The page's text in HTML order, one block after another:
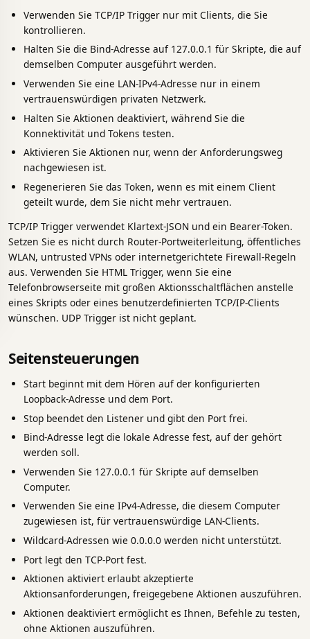
Verwenden Sie TCP/IP Trigger nur mit Clients, die Sie
kontrollieren.
Halten Sie die Bind-Adresse auf 127.0.0.1 für Skripte, die auf
demselben Computer ausgeführt werden.
Verwenden Sie eine LAN-IPv4-Adresse nur in einem
vertrauenswürdigen privaten Netzwerk.
Halten Sie Aktionen deaktiviert, während Sie die
Konnektivität und Tokens testen.
Aktivieren Sie Aktionen nur, wenn der Anforderungsweg
nachgewiesen ist.
Regenerieren Sie das Token, wenn es mit einem Client
geteilt wurde, dem Sie nicht mehr vertrauen.
TCP/IP Trigger verwendet Klartext-JSON und ein Bearer-Token.
Setzen Sie es nicht durch Router-Portweiterleitung, öffentliches
WLAN, untrusted VPNs oder internetgerichtete Firewall-Regeln
aus. Verwenden Sie HTML Trigger, wenn Sie eine
Telefonbrowserseite mit großen Aktionsschaltflächen anstelle
eines Skripts oder eines benutzerdefinierten TCP/IP-Clients
wünschen. UDP Trigger ist nicht geplant.
Seitensteuerungen
Start beginnt mit dem Hören auf der konfigurierten
Loopback-Adresse und dem Port.
Stop beendet den Listener und gibt den Port frei.
Bind-Adresse legt die lokale Adresse fest, auf der gehört
werden soll.
Verwenden Sie 127.0.0.1 für Skripte auf demselben
Computer.
Verwenden Sie eine IPv4-Adresse, die diesem Computer
zugewiesen ist, für vertrauenswürdige LAN-Clients.
Wildcard-Adressen wie 0.0.0.0 werden nicht unterstützt.
Port legt den TCP-Port fest.
Aktionen aktiviert erlaubt akzeptierte
Aktionsanforderungen, freigegebene Aktionen auszuführen.
Aktionen deaktiviert ermöglicht es Ihnen, Befehle zu testen,
ohne Aktionen auszuführen.